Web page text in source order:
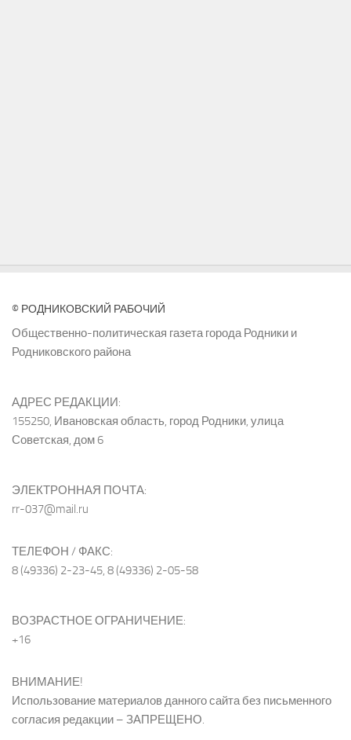
© РОДНИКОВСКИЙ РАБОЧИЙ
Общественно-политическая газета города Родники и
Родниковского района
АДРЕС РЕДАКЦИИ:
155250, Ивановская область, город Родники, улица
Советская, дом 6
ЭЛЕКТРОННАЯ ПОЧТА:
rr-037@mail.ru
ТЕЛЕФОН / ФАКС:
8 (49336) 2-23-45, 8 (49336) 2-05-58
ВОЗРАСТНОЕ ОГРАНИЧЕНИЕ:
+16
ВНИМАНИЕ!
Использование материалов данного сайта без письменного
согласия редакции – ЗАПРЕЩЕНО.